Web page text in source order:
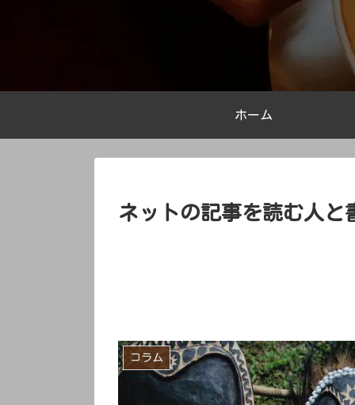
ホーム
ネットの記事を読む人と
コラム